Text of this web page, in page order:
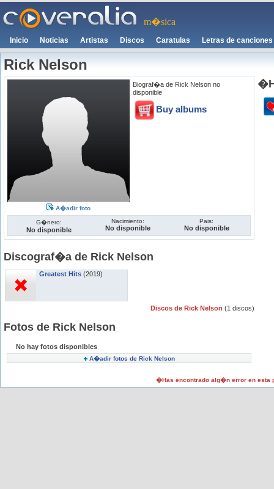
m�sica
Inicio Noticias Artistas Discos Caratulas Letras de canciones
Rick Nelson
A�adir foto
Biograf�a de Rick Nelson no
disponible
Buy albums
G�nero:
No disponible
Nacimiento:
No disponible
Pais:
No disponible
Discograf�a de Rick Nelson
Greatest Hits (2019)
Discos de Rick Nelson (1 discos)
Fotos de Rick Nelson
No hay fotos disponibles
A�adir fotos de Rick Nelson
�Has encontrado alg�n error en esta